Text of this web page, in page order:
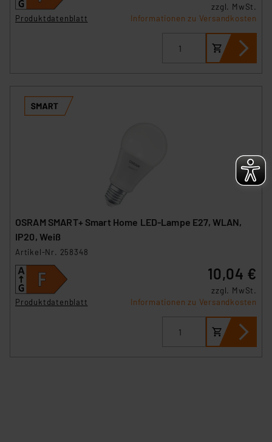
Produktdatenblatt
zzgl. MwSt.
Informationen zu Versandkosten
OSRAM SMART+ Smart Home LED-Lampe E27, WLAN,
IP20, Weiß
Artikel-Nr. 258348
Produktdatenblatt
10,04 €
zzgl. MwSt.
Informationen zu Versandkosten